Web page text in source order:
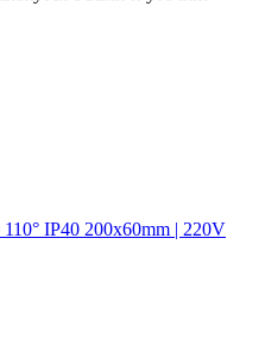
IP40 200x60mm | 220V